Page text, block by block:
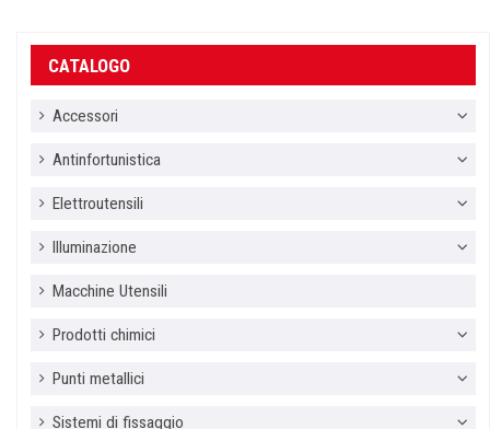
CATALOGO
Accessori
Antinfortunistica
Elettroutensili
Illuminazione
Macchine Utensili
Prodotti chimici
Punti metallici
Sistemi di fissaggio